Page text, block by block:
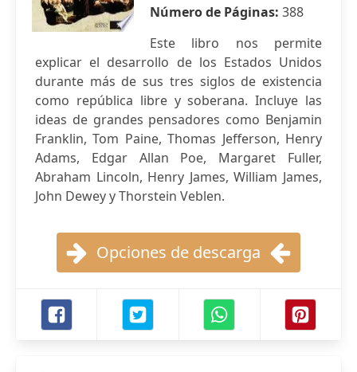
Número de Páginas: 388
Este libro nos permite
explicar el desarrollo de los Estados Unidos
durante más de sus tres siglos de existencia
como república libre y soberana. Incluye las
ideas de grandes pensadores como Benjamin
Franklin, Tom Paine, Thomas Jefferson, Henry
Adams, Edgar Allan Poe, Margaret Fuller,
Abraham Lincoln, Henry James, William James,
John Dewey y Thorstein Veblen.
Opciones de descarga